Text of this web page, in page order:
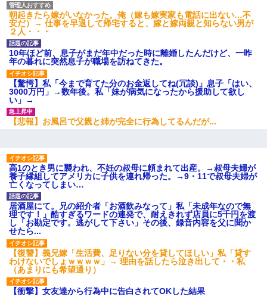
32歳ワイ、34歳の可愛い女と付き合うも現実を知ってしまい無事
死亡・・・
【驚愕】5000円でＪＫと行為してきたが後悔しかない…
今日夫の実家に泊ったんだけど、朝起きたら股間がなんかモッコ
リしてた
私は家が貧しくて、手に職をつけようと看護師になった。だけど
卒業を控えた年の1月末、車にひかれて看護師になれなくなった。
アパートのドアに『ハンザイ者！この人はさいあくの人です』と
張り紙が！大家「面倒はごめんだよ」私「はあ」→警察に行き、
見回りで犯人が捕まったが、それが…｜生活｜ヌルポあんてな
ホテルに泊まったんだけど従業員が最悪だった。折角の旅行で何
故私が怒鳴られなきゃいけなかったのだ
朝起きたら嫁がいなかった。俺（嫁も嫁実家も電話に出ない…不
安だ）→ 仕事を早退して帰宅すると、嫁と嫁両親と知らない男が
２人・・・
10年ほど前、息子がまだ年中だった時に離婚したんだけど、一昨
年の暮れに突然息子が職場を訪ねてきた。
【驚愕】私「今まで育てた分のお金返してね(冗談)」息子「はい、
3000万円」→数年後。私「妹が病気になったから援助して欲し
い」→
【悲報】お風呂で父親と姉が完全に行為してるんだが...
高1のとき男に襲われ、不妊の叔母に頼まれて出産。→叔母夫婦が
養子縁組してアメリカに子供を連れ帰った。→9・11で叔母夫婦が
亡くなってしまい…
居酒屋にて。兄の紹介者「お酒飲みなって」私「未成年なので無
理です！」酷すぎるワードの連発で、耐えきれず店員に5千円を渡
し「お勘定です。逃がして下さい」その後、録音内容を父に聞か
せたら...
【復讐】義兄嫁「生活費、足りない分を貸してほしい」私「貸す
わけないでしょｗｗｗｗ」→ 理由を話したら泣き出して・・私
（あまりにも希望通り）
【衝撃】女友達から行為中に告白されてOKした結果